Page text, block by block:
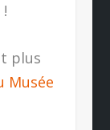
plus
Musée